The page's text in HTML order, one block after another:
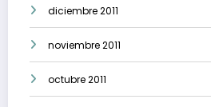
diciembre 2011
noviembre 2011
octubre 2011